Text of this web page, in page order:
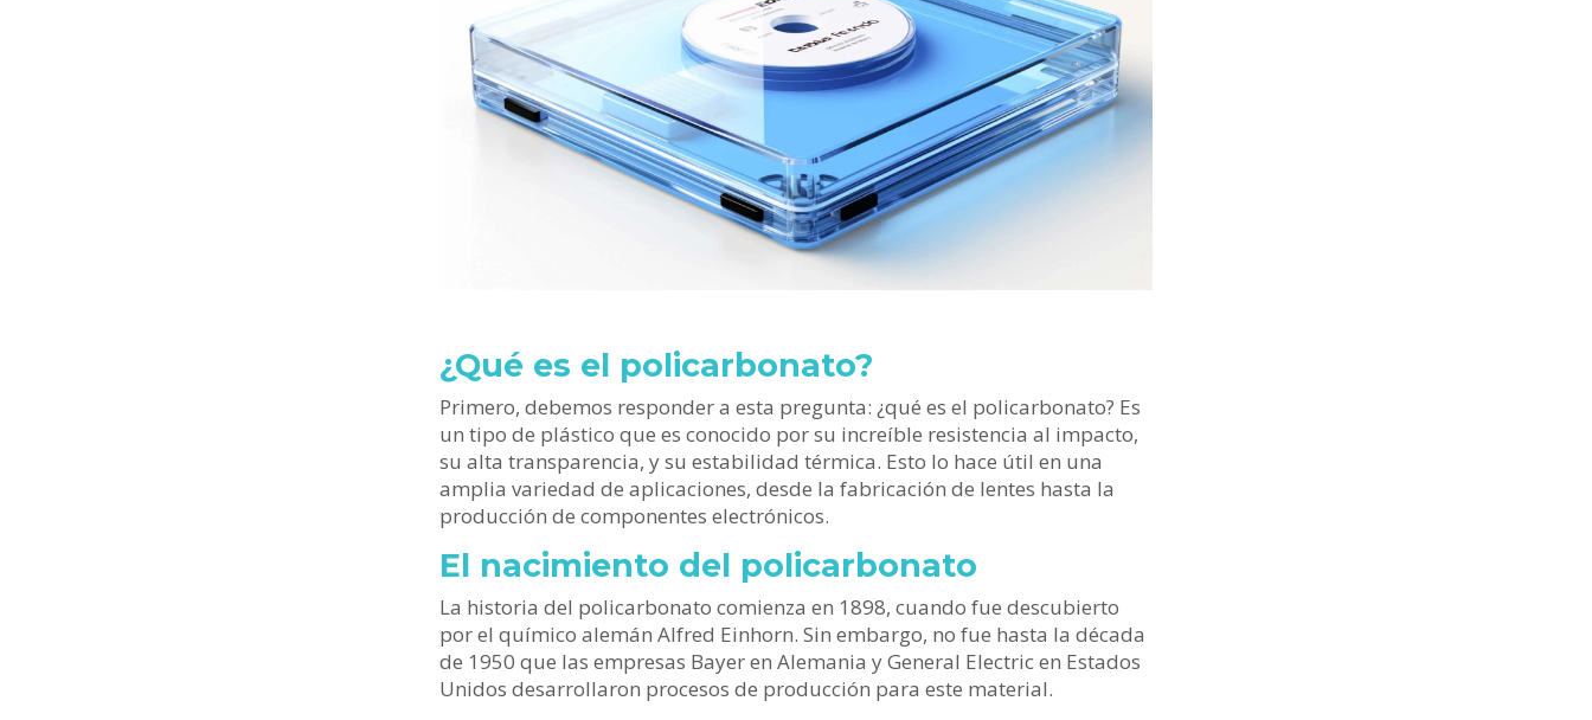
¿Qué es el policarbonato?
Primero, debemos responder a esta pregunta: ¿qué es el policarbonato? Es
un tipo de plástico que es conocido por su increíble resistencia al impacto,
su alta transparencia, y su estabilidad térmica. Esto lo hace útil en una
amplia variedad de aplicaciones, desde la fabricación de lentes hasta la
producción de componentes electrónicos.
El nacimiento del policarbonato
La historia del policarbonato comienza en 1898, cuando fue descubierto
por el químico alemán Alfred Einhorn. Sin embargo, no fue hasta la década
de 1950 que las empresas Bayer en Alemania y General Electric en Estados
Unidos desarrollaron procesos de producción para este material.